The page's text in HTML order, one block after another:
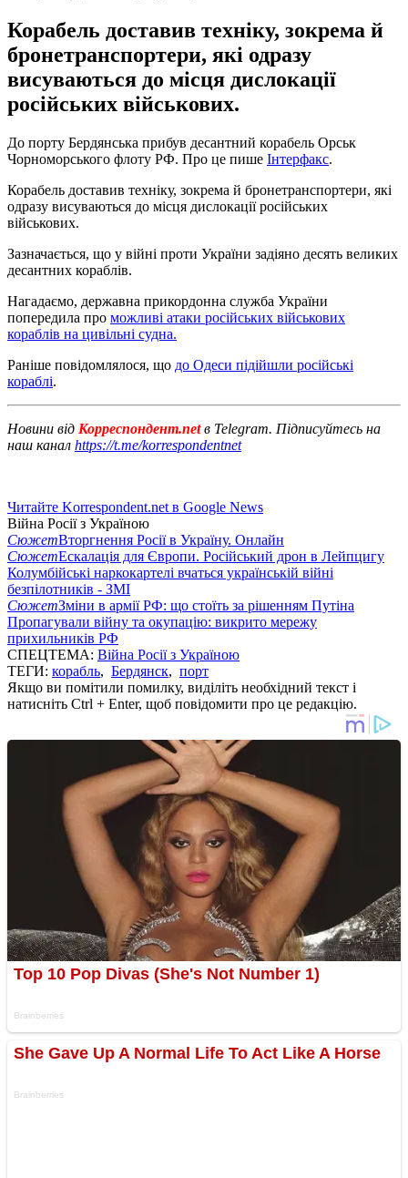
Корабель доставив техніку, зокрема й
бронетранспортери, які одразу
висуваються до місця дислокації
російських військових.
До порту Бердянська прибув десантний корабель Орськ
Чорноморського флоту РФ. Про це пише Інтерфакс.
Корабель доставив техніку, зокрема й бронетранспортери, які
одразу висуваються до місця дислокації російських
військових.
Зазначається, що у війні проти України задіяно десять великих
десантних кораблів.
Нагадаємо, державна прикордонна служба України
попередила про можливі атаки російських військових
кораблів на цивільні судна.
Раніше повідомлялося, що до Одеси підійшли російські
кораблі.
Новини від Корреспондент.netв Telegram. Підписуйтесь на
наш канал https://t.me/korrespondentnet
Читайте Korrespondent.net в Google News
Війна Росії з Україною
СюжетВторгнення Росії в Україну. Онлайн
СюжетЕскалація для Європи. Російський дрон в Лейпцигу
Колумбійські наркокартелі вчаться українській війні
безпілотників - ЗМІ
СюжетЗміни в армії РФ: що стоїть за рішенням Путіна
Пропагували війну та окупацію: викрито мережу
прихильників РФ
СПЕЦТЕМА: Війна Росії з Україною
ТЕГИ: корабль, Бердянск, порт
Якщо ви помітили помилку, виділіть необхідний текст і
натисніть Ctrl + Enter, щоб повідомити про це редакцію.